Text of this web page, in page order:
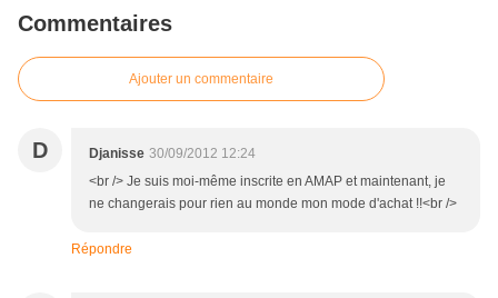
Commentaires
Ajouter un commentaire
D Djanisse 30/09/2012 12:24
<br /> Je suis moi-même inscrite en AMAP et maintenant, je
ne changerais pour rien au monde mon mode d'achat !!<br />
Répondre